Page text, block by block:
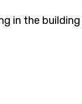
in the